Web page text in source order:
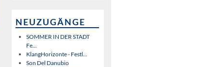
NEUZUGÄNGE
SOMMER IN DER STADT
Fe...
KlangHorizonte - Festl...
Son Del Danubio